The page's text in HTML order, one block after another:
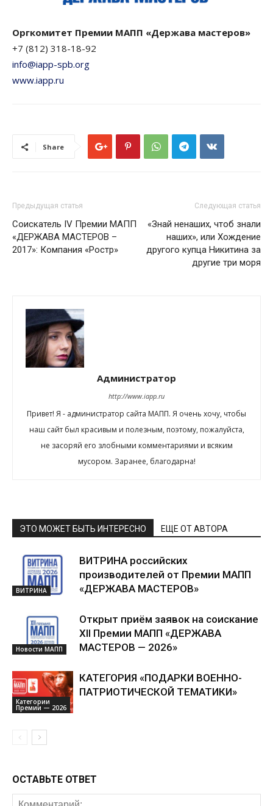
Оргкомитет Премии МАПП «Держава мастеров»
+7 (812) 318-18-92
info@iapp-spb.org
www.iapp.ru
Share
Предыдущая статья
Соискатель IV Премии МАПП
«ДЕРЖАВА МАСТЕРОВ –
2017»: Компания «Ростр»
Следующая статья
«Знай ненаших, чтоб знали
наших», или Хождение
другого купца Никитина за
другие три моря
Администратор
http://www.iapp.ru
Привет! Я - администратор сайта МАПП. Я очень хочу, чтобы
наш сайт был красивым и полезным, поэтому, пожалуйста,
не засоряй его злобными комментариями и всяким
мусором. Заранее, благодарна!
ЭТО МОЖЕТ БЫТЬ ИНТЕРЕСНО ЕЩЕ ОТ АВТОРА
ВИТРИНА
ВИТРИНА российских
производителей от Премии МАПП
«ДЕРЖАВА МАСТЕРОВ»
Новости МАПП
Открыт приём заявок на соискание
XII Премии МАПП «ДЕРЖАВА
МАСТЕРОВ — 2026»
Категории
Премии — 2026
КАТЕГОРИЯ «ПОДАРКИ ВОЕННО-
ПАТРИОТИЧЕСКОЙ ТЕМАТИКИ»
ОСТАВЬТЕ ОТВЕТ